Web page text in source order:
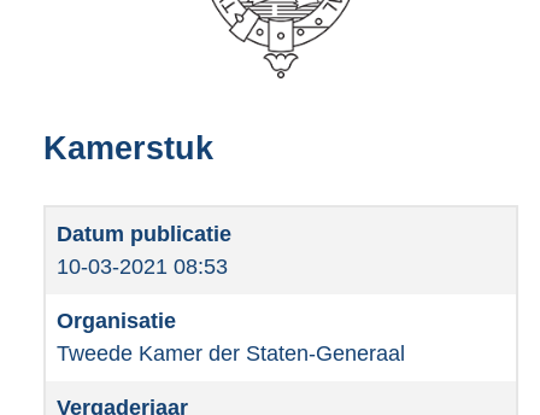
Kamerstuk
10-03-2021 08:53
Tweede Kamer der Staten-Generaal